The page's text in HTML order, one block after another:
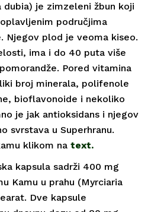
dubia) je zimzeleni žbun koji
područjima
Njegov plod je veoma kiseo.
ima i do 40 puta više
Pored vitamina
broj minerala, polifenole
bioflavonoide i nekoliko
je jak antioksidans i njegov
svrstava u Superhranu.
klikom na text.
kapsula sadrži 400 mg
Kamu u prahu (Myrciaria
Dve kapsule